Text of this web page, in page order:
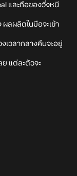
และถือของวิ่งหนี
ผลผลิตในมือจะเข้า
เวลากลางคืนจะอยู่
ย แต่ละตัวจะ